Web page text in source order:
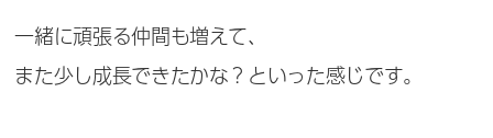
一緒に頑張る仲間も増えて、
また少し成長できたかな？といった感じです。